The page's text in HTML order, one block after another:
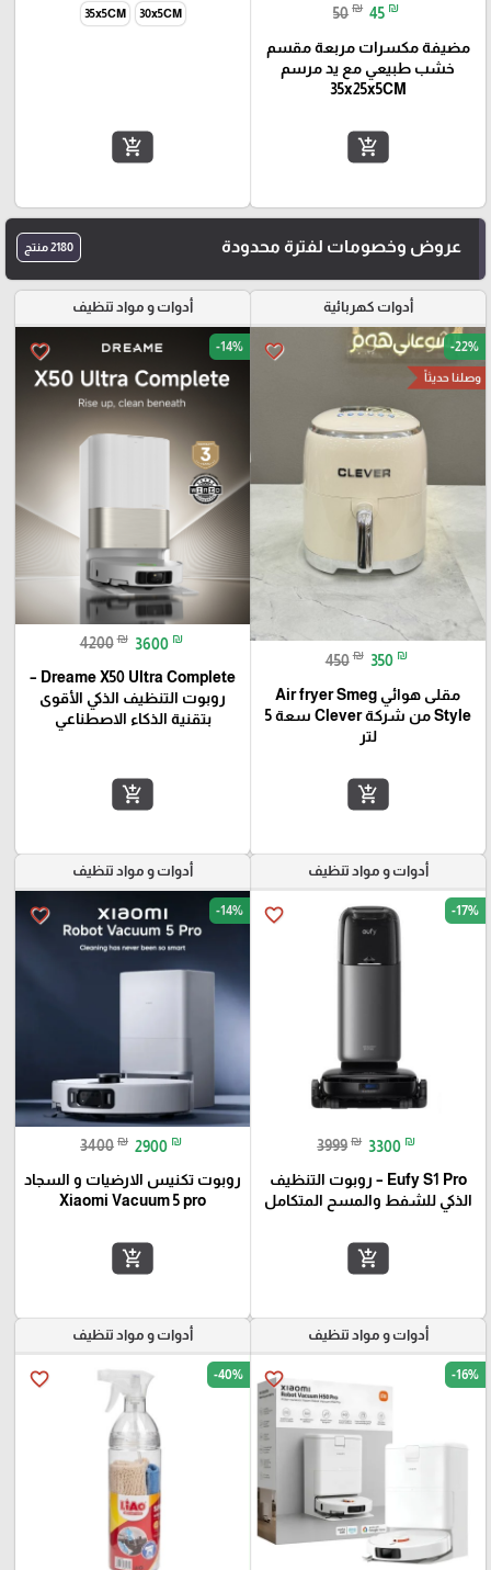
50 ₪ 45 ₪
مضيفة مكسرات مربعة مقسم
خشب طبيعي مع يد مرسم
35x25x5CM
add_shopping_cart
30x5CM
35x5CM
add_shopping_cart
عروض وخصومات لفترة محدودة 2180 منتج
أدوات كهربائية
favorite_border -22%
وصلنا حديثاً
450 ₪ 350 ₪
مقلى هوائي Air fryer Smeg
Style من شركة Clever سعة 5
لتر
add_shopping_cart
أدوات و مواد تنظيف
favorite_border -14%
4200 ₪ 3600 ₪
Dreame X50 Ultra Complete –
روبوت التنظيف الذكي الأقوى
بتقنية الذكاء الاصطناعي
add_shopping_cart
أدوات و مواد تنظيف
favorite_border -17%
3999 ₪ 3300 ₪
Eufy S1 Pro – روبوت التنظيف
الذكي للشفط والمسح المتكامل
add_shopping_cart
أدوات و مواد تنظيف
favorite_border -14%
3400 ₪ 2900 ₪
روبوت تكنيس الارضيات و السجاد
Xiaomi Vacuum 5 pro
add_shopping_cart
أدوات و مواد تنظيف
favorite_border -16%
أدوات و مواد تنظيف
favorite_border -40%